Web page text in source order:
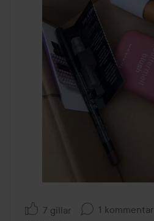
7 gillar 1 kommentar